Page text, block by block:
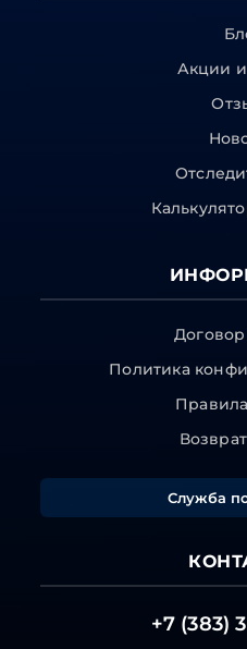
Акции
Политика
Служба
+7 (383)